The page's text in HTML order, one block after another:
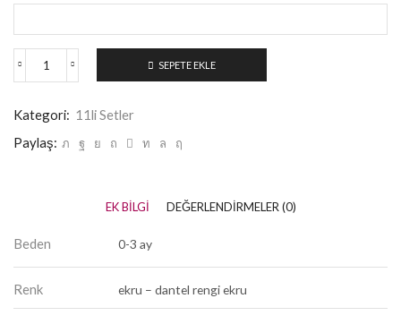
SEPETE EKLE
Kategori: 11li Setler
Paylaş:
EK BILGI DEĞERLENDIRMELER (0)
Beden 0-3 ay
Renk ekru – dantel rengi ekru